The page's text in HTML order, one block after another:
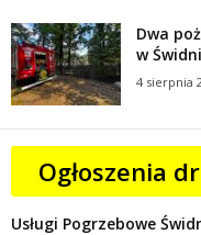
Dwa
w
4 sierpnia
Ogłoszenia
Usługi Pogrzebowe